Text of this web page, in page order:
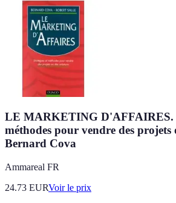
LE MARKETING D'AFFAIRES.
méthodes pour vendre des projets
Bernard Cova
Ammareal FR
24.73 EURVoir le prix